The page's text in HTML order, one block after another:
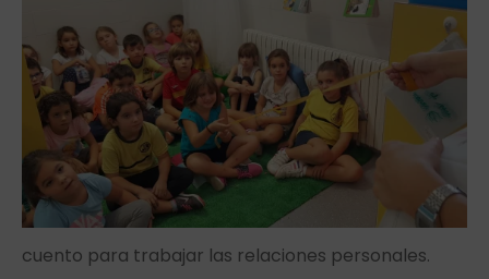
cuento para trabajar las relaciones personales.